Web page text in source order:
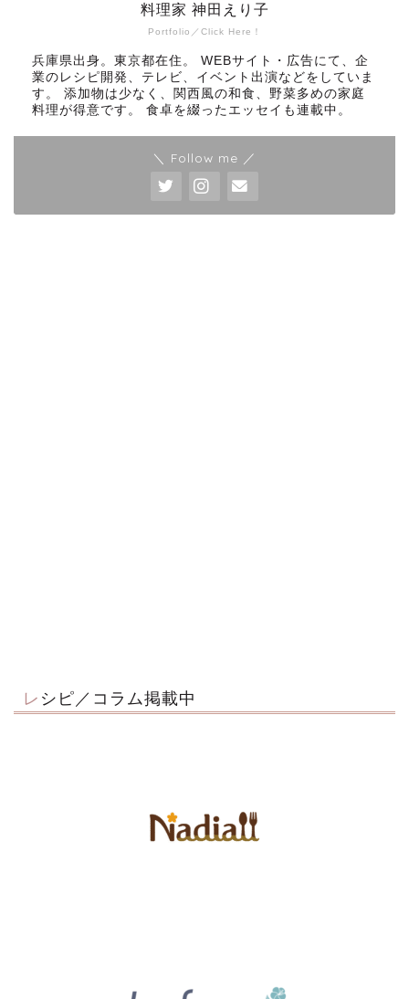
Portfolio／Click Here！
料理家 神田えり子
兵庫県出身。東京都在住。 WEBサイト・広告にて、企
業のレシピ開発、テレビ、イベント出演などをしていま
す。 添加物は少なく、関西風の和食、野菜多めの家庭
料理が得意です。 食卓を綴ったエッセイも連載中。
＼ Follow me ／
レシピ／コラム掲載中